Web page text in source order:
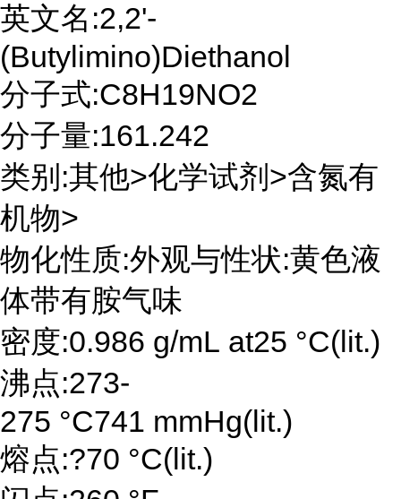
英文名:2,2'-
(Butylimino)Diethanol
分子式:C8H19NO2
分子量:161.242
类别:其他>化学试剂>含氮有
机物>
物化性质:外观与性状:黄色液
体带有胺气味
密度:0.986 g/mL at25 °C(lit.)
沸点:273-
275 °C741 mmHg(lit.)
熔点:?70 °C(lit.)